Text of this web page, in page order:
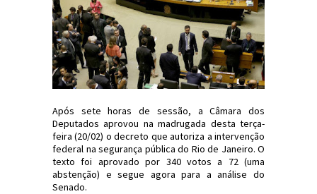
Após sete horas de sessão, a Câmara dos
Deputados aprovou na madrugada desta terça-
feira (20/02) o decreto que autoriza a intervenção
federal na segurança pública do Rio de Janeiro. O
texto foi aprovado por 340 votos a 72 (uma
abstenção) e segue agora para a análise do
Senado.